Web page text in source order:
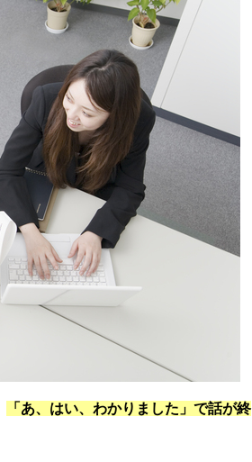
「あ、はい、わかりました」で話が終